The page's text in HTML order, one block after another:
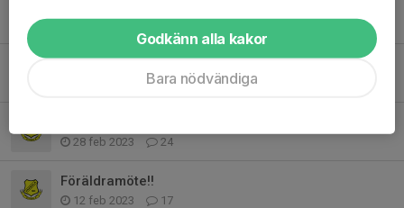
Söndagens träning 7 april 2023 inställd!
0
28 feb 2023 24
Föräldramöte!!
12 feb 2023 17
Godkänn alla kakor
Bara nödvändiga